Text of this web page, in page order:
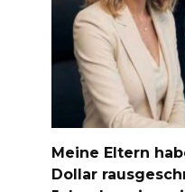
Meine Eltern
Dollar